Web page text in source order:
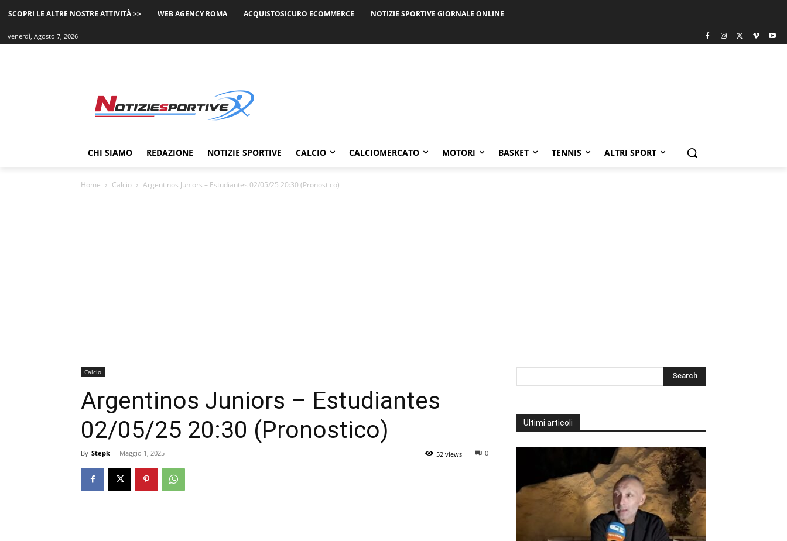
SCOPRI LE ALTRE NOSTRE ATTIVITÀ >> WEB AGENCY ROMA ACQUISTOSICURO ECOMMERCE NOTIZIE SPORTIVE GIORNALE ONLINE
venerdì, Agosto 7, 2026
CHI SIAMO REDAZIONE NOTIZIE SPORTIVE CALCIO CALCIOMERCATO MOTORI BASKET TENNIS ALTRI SPORT
Home Calcio Argentinos Juniors – Estudiantes 02/05/25 20:30 (Pronostico)
Calcio
Argentinos Juniors – Estudiantes
02/05/25 20:30 (Pronostico)
By Stepk - Maggio 1, 2025 0
52 views
Ultimi articoli